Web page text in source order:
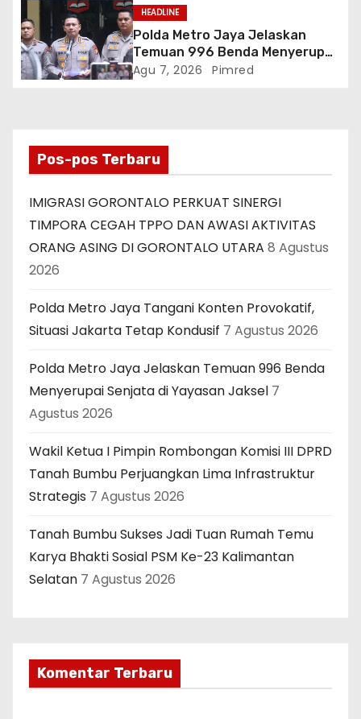
HEADLINE
Polda Metro Jaya Jelaskan
Temuan 996 Benda Menyerupai
Senjata di Yayasan Jaksel
Agu 7, 2026 Pimred
Pos-pos Terbaru
IMIGRASI GORONTALO PERKUAT SINERGI
TIMPORA CEGAH TPPO DAN AWASI AKTIVITAS
ORANG ASING DI GORONTALO UTARA 8 Agustus
2026
Polda Metro Jaya Tangani Konten Provokatif,
Situasi Jakarta Tetap Kondusif 7 Agustus 2026
Polda Metro Jaya Jelaskan Temuan 996 Benda
Menyerupai Senjata di Yayasan Jaksel 7
Agustus 2026
Wakil Ketua I Pimpin Rombongan Komisi III DPRD
Tanah Bumbu Perjuangkan Lima Infrastruktur
Strategis 7 Agustus 2026
Tanah Bumbu Sukses Jadi Tuan Rumah Temu
Karya Bhakti Sosial PSM Ke-23 Kalimantan
Selatan 7 Agustus 2026
Komentar Terbaru